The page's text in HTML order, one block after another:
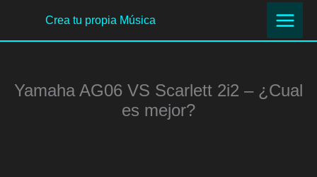
contenido
Crea tu propia Música
Yamaha AG06 VS Scarlett 2i2 – ¿Cual
es mejor?